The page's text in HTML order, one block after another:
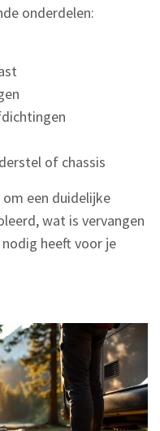
onderdelen:
of chassis
een duidelijke
wat is vervangen
heeft voor je